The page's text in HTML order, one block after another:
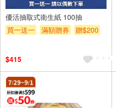
優活抽取式衛生紙 100抽
買一送一
滿額贈券 贈$200
$415